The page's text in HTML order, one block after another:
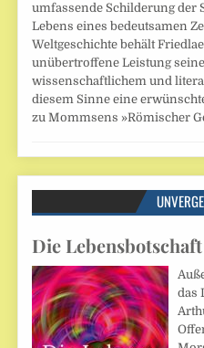
umfassende Schilderung der
Lebens eines bedeutsamen
Weltgeschichte behält
unübertroffene Leistung
wissenschaftlichem und
diesem Sinne eine
zu Mommsens »Römischer
Die Lebensbotschaft
das